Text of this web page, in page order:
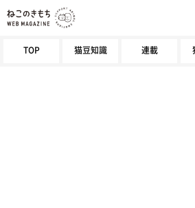
TOP 猫豆知識 連載